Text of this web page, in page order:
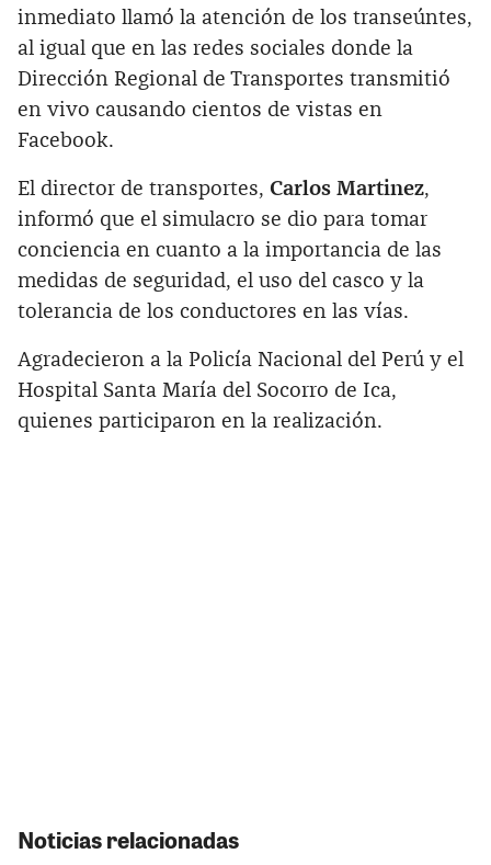
inmediato llamó la atención de los transeúntes,
al igual que en las redes sociales donde la
Dirección Regional de Transportes transmitió
en vivo causando cientos de vistas en
Facebook.
El director de transportes, Carlos Martinez,
informó que el simulacro se dio para tomar
conciencia en cuanto a la importancia de las
medidas de seguridad, el uso del casco y la
tolerancia de los conductores en las vías.
Agradecieron a la Policía Nacional del Perú y el
Hospital Santa María del Socorro de Ica,
quienes participaron en la realización.
Noticias relacionadas